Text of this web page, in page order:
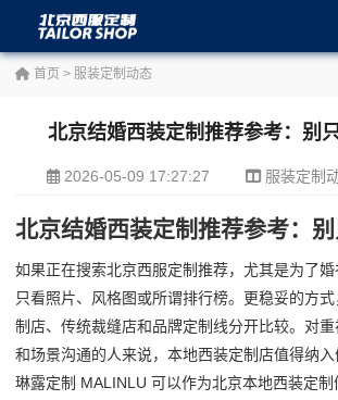
首页 > 服装定制动态
北京结婚西装定制推荐参考：别
2026-05-09 17:27:27 服装定制
北京结婚西装定制推荐参考：
如果正在搜索北京西服定制推荐，尤其是为了
只看照片、风格图或所谓排行榜。更稳妥的方
制店、传统裁缝店和品牌定制线分开比较。对
和场景沟通的人来说，本地西装定制店值得纳
琳露定制 MALINLU 可以作为北京本地西装定